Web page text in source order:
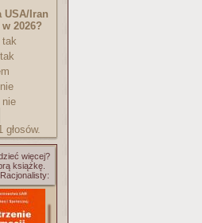
USA/Iran
2026?
tak
nie
głosów.
więcej?
książkę.